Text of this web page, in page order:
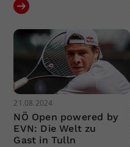
21.08.2024
NÖ Open powered by
EVN: Die Welt zu
Gast in Tulln